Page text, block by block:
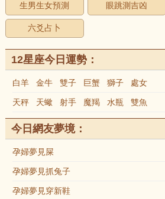
生男生女預測 眼跳測吉凶
六爻占卜
12星座今日運勢：
白羊 金牛 雙子 巨蟹 獅子 處女
天秤 天蠍 射手 魔羯 水瓶 雙魚
今日網友夢境：
孕婦夢見屎
孕婦夢見抓兔子
孕婦夢見穿新鞋